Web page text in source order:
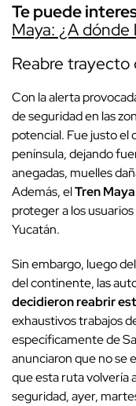
Te puede
Maya: ¿A dónde
Reabre trayecto
Con la alerta
de seguridad en las
potencial. Fue justo el
península, dejando
anegadas, muelles
Además, elTren
proteger a los
Yucatán.
Sin embargo, luego
del continente, las
decidieron reabrir
exhaustivos trabajos
específicamente de
anunciaron que no se
que esta ruta volvería
seguridad, ayer,